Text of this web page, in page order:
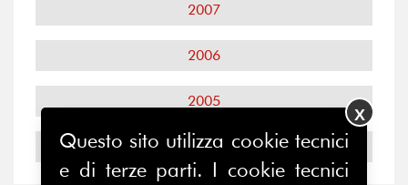
2007
2006
2005
2004
Questo sito utilizza cookie tecnici
e di terze parti. I cookie tecnici
X